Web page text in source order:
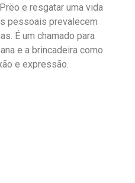
e resgatar uma vida
pessoais prevalecem
É um chamado para
e a brincadeira como
e expressão.